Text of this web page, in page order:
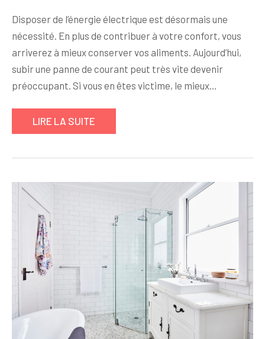
Disposer de l’énergie électrique est désormais une
nécessité. En plus de contribuer à votre confort, vous
arriverez à mieux conserver vos aliments. Aujourd’hui,
subir une panne de courant peut très vite devenir
préoccupant. Si vous en êtes victime, le mieux…
LIRE LA SUITE